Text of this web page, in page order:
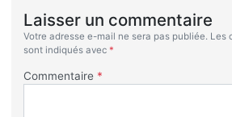
Laisser un commentaire
Votre adresse e-mail ne sera pas publiée. Les
sont indiqués avec *
Commentaire *